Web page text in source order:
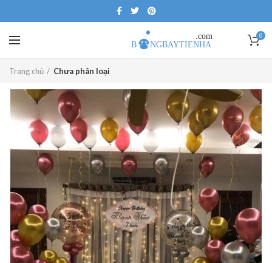
0
Trang chủ Chưa phân loại